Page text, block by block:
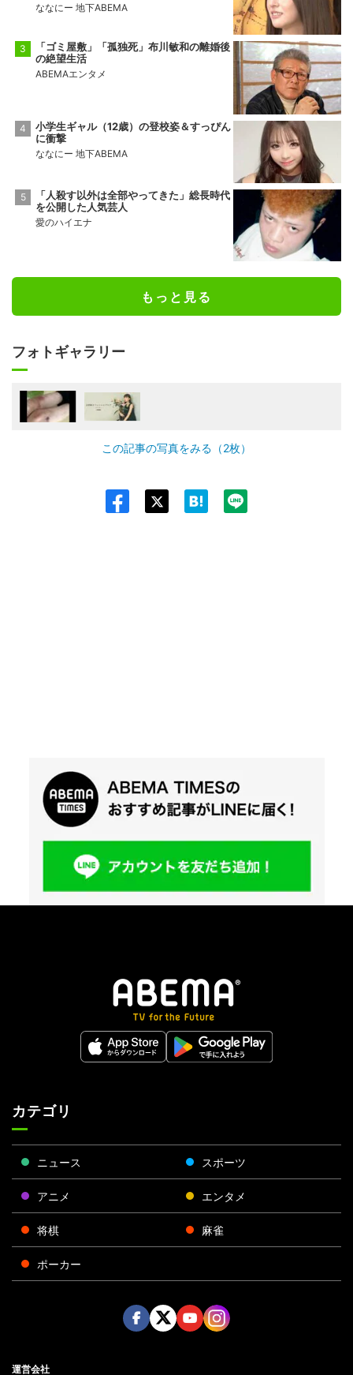
ななにー 地下ABEMA
「ゴミ屋敷」「孤独死」布川敏和の離婚後
の絶望生活
ABEMAエンタメ
小学生ギャル（12歳）の登校姿＆すっぴん
に衝撃
ななにー 地下ABEMA
「人殺す以外は全部やってきた」総長時代
を公開した人気芸人
愛のハイエナ
もっと見る
フォトギャラリー
この記事の写真をみる（2枚）
カテゴリ
ニュース スポーツ
アニメ エンタメ
将棋 麻雀
ポーカー
運営会社